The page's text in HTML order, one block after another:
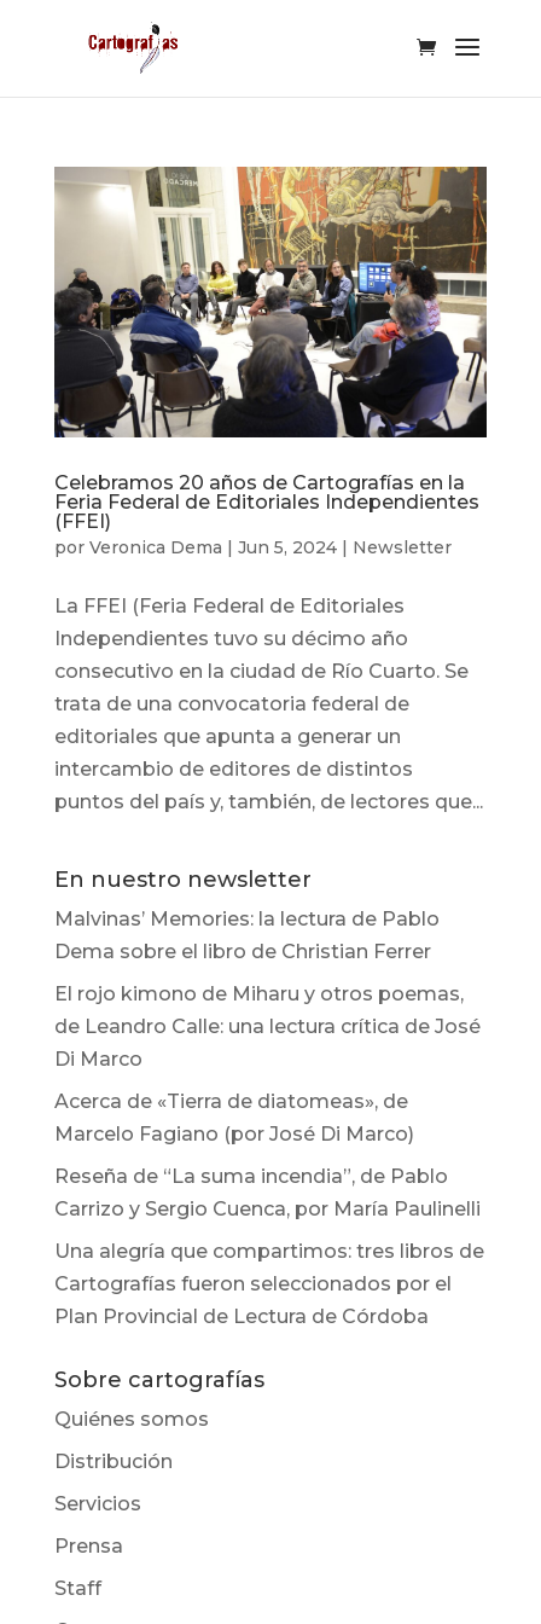
Celebramos 20 años de Cartografías en la
Feria Federal de Editoriales Independientes
(FFEI)
por Veronica Dema | Jun 5, 2024| Newsletter
La FFEI (Feria Federal de Editoriales
Independientes tuvo su décimo año
consecutivo en la ciudad de Río Cuarto. Se
trata de una convocatoria federal de
editoriales que apunta a generar un
intercambio de editores de distintos
puntos del país y, también, de lectores que...
En nuestro newsletter
Malvinas’ Memories: la lectura de Pablo
Dema sobre el libro de Christian Ferrer
El rojo kimono de Miharu y otros poemas,
de Leandro Calle: una lectura crítica de José
Di Marco
Acerca de «Tierra de diatomeas», de
Marcelo Fagiano (por José Di Marco)
Reseña de “La suma incendia”, de Pablo
Carrizo y Sergio Cuenca, por María Paulinelli
Una alegría que compartimos: tres libros de
Cartografías fueron seleccionados por el
Plan Provincial de Lectura de Córdoba
Sobre cartografías
Quiénes somos
Distribución
Servicios
Prensa
Staff